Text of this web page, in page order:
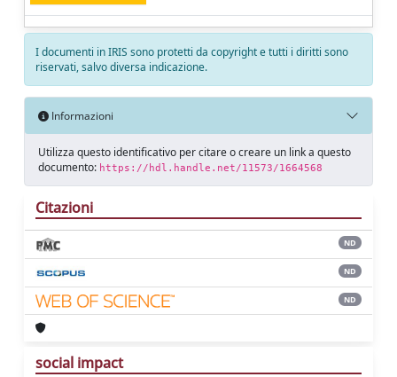
I documenti in IRIS sono protetti da copyright e tutti i diritti sono
riservati, salvo diversa indicazione.
Informazioni
Utilizza questo identificativo per citare o creare un link a questo
documento: https://hdl.handle.net/11573/1664568
Citazioni
ND
ND
ND
social impact